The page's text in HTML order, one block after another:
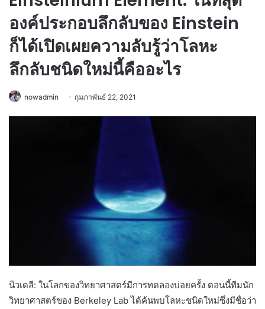
องค์ประกอบลึกลับของ Einstein
ก็ได้เปิดเผยความลับรู้ว่าโลหะ
ลึกลับชนิดใหม่นี้คืออะไร
nowadmin กุมภาพันธ์ 22, 2021
นิวเดลี: ในโลกของวิทยาศาสตร์มีการทดลองบ่อยครั้ง ตอนนี้ทีมนัก
วิทยาศาสตร์ของ Berkeley Lab ได้ค้นพบโลหะชนิดใหม่ซึ่งมีชื่อว่า